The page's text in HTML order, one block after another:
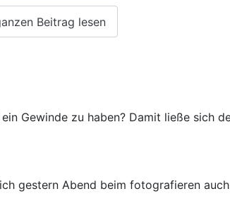
Beitrag lesen
Gewinde zu haben? Damit ließe sich
gestern Abend beim fotografieren